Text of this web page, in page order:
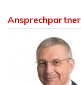
Ansprechpartner